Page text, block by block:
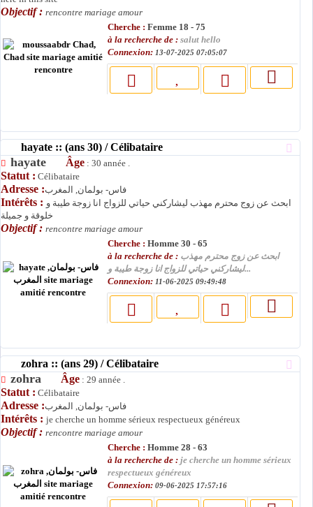
Objectif : rencontre mariage amour
Cherche : Femme 18 - 75
à la recherche de : salut hello
Connexion: 13-07-2025 07:05:07
hayate :: (ans 30) / Célibataire
hayate Âge : 30 année .
Statut : Célibataire
Adresse :فاس- بولمان, المغرب
Intérêts : ابحث عن زوج محترم مهذب ليشاركني حياتي للزواج انا زوجة طيبة و
خلوقة و جميلة
Objectif : rencontre mariage amour
Cherche : Homme 30 - 65
à la recherche de : ابحث عن زوج محترم مهذب
ليشاركني حياتي للزواج انا زوجة طيبة و...
Connexion: 11-06-2025 09:49:48
zohra :: (ans 29) / Célibataire
zohra Âge : 29 année .
Statut : Célibataire
Adresse :فاس- بولمان, المغرب
Intérêts : je cherche un homme sérieux respectueux généreux
Objectif : rencontre mariage amour
Cherche : Homme 28 - 63
à la recherche de : je cherche un homme sérieux
respectueux généreux
Connexion: 09-06-2025 17:57:16